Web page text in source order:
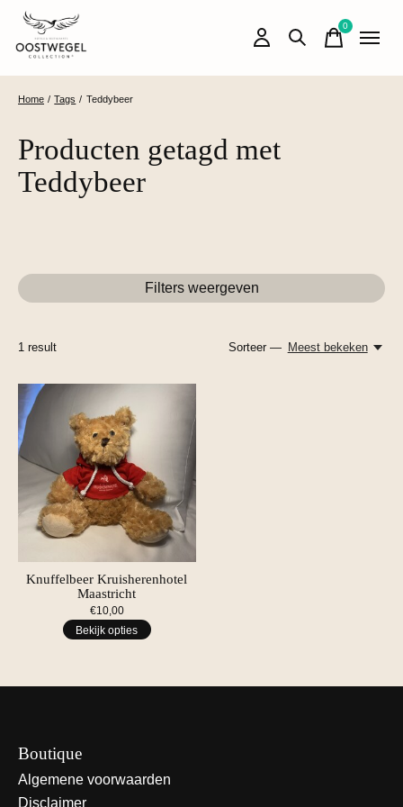
0items
Home / Tags / Teddybeer
Producten getagd met
Teddybeer
Filters weergeven
1 result Sorteer — Meest bekeken
Knuffelbeer Kruisherenhotel
Maastricht
€10,00
Bekijk opties
Boutique
Algemene voorwaarden
Disclaimer